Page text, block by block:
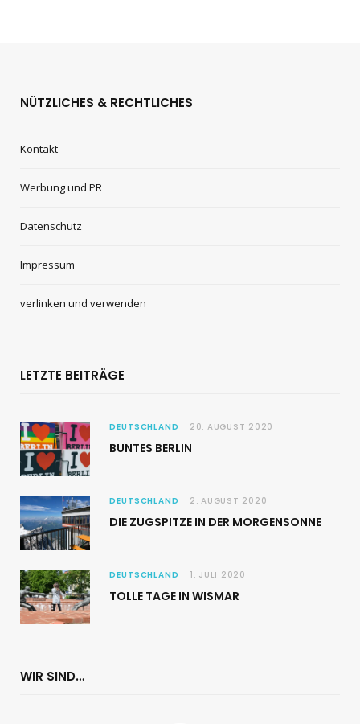
NÜTZLICHES & RECHTLICHES
Kontakt
Werbung und PR
Datenschutz
Impressum
verlinken und verwenden
LETZTE BEITRÄGE
DEUTSCHLAND 20. AUGUST 2020
BUNTES BERLIN
DEUTSCHLAND 2. AUGUST 2020
DIE ZUGSPITZE IN DER MORGENSONNE
DEUTSCHLAND 1. JULI 2020
TOLLE TAGE IN WISMAR
WIR SIND…